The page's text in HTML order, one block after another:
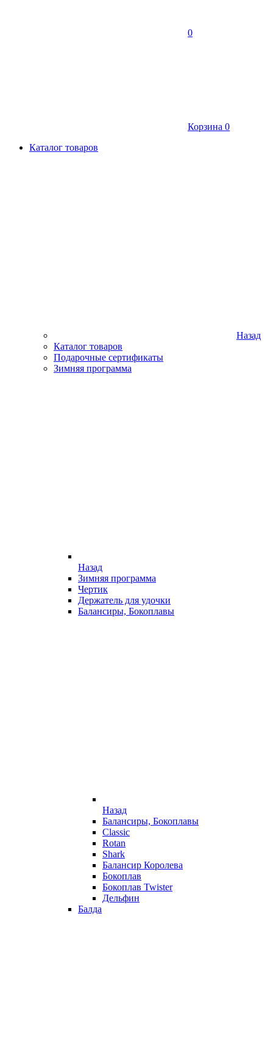
0
Корзина 0
Каталог товаров
Назад
Каталог товаров
Подарочные сертификаты
Зимняя программа
Назад
Зимняя программа
Чертик
Держатель для удочки
Балансиры, Бокоплавы
Назад
Балансиры, Бокоплавы
Classic
Rotan
Shark
Балансир Королева
Бокоплав
Бокоплав Twister
Дельфин
Балда